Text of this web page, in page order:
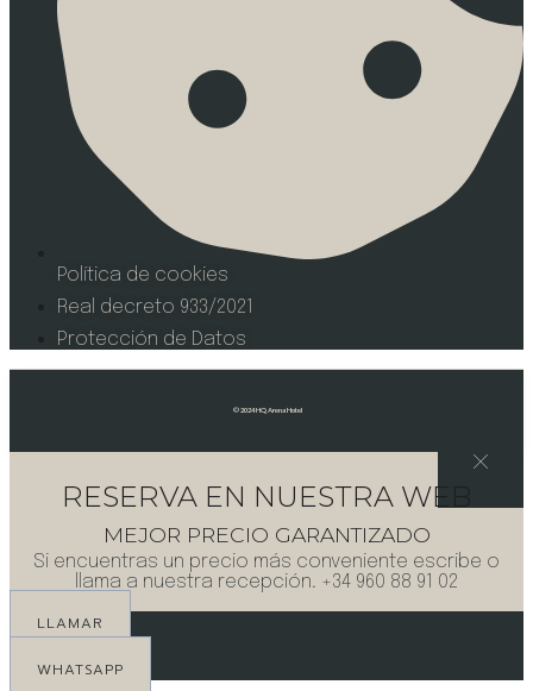
Política de cookies
Real decreto 933/2021
Protección de Datos
©2024 HQ Arena Hotel
RESERVA EN NUESTRA WEB
MEJOR PRECIO GARANTIZADO
Si encuentras un precio más conveniente escribe o
llama a nuestra recepción. +34 960 88 91 02
LLAMAR
WHATSAPP